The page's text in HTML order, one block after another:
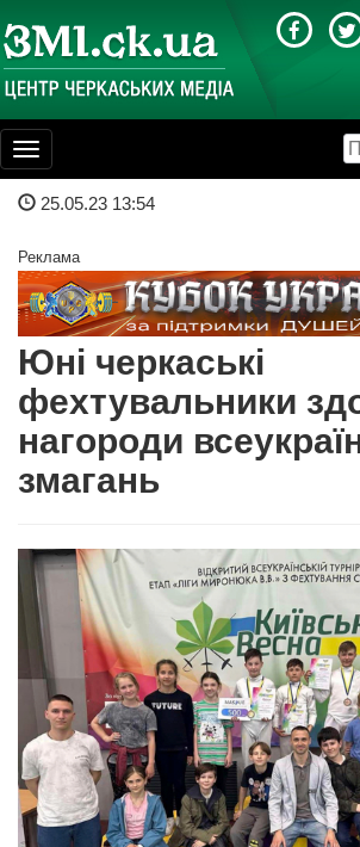
Toggle
navigation
25.05.23 13:54
Реклама
Юні черкаські
фехтувальники
нагороди
змагань